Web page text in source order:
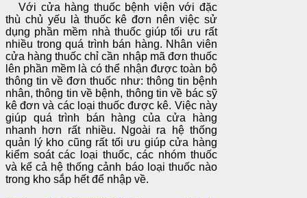
Với cửa hàng thuốc bệnh viện với đặc
thù chủ yếu là thuốc kê đơn nên việc sử
dụng phần mềm nhà thuốc giúp tối ưu rất
nhiều trong quá trình bán hàng. Nhân viên
cửa hàng thuốc chỉ cần nhập mã đơn thuốc
lên phần mềm là có thể nhận được toàn bộ
thông tin về đơn thuốc như: thông tin bệnh
nhân, thông tin về bệnh, thông tin về bác sỹ
kê đơn và các loại thuốc được kê. Việc này
giúp quá trình bán hàng của cửa hàng
nhanh hơn rất nhiều. Ngoài ra hệ thống
quản lý kho cũng rất tối ưu giúp cửa hàng
kiểm soát các loại thuốc, các nhóm thuốc
và kể cả hệ thống cảnh báo loại thuốc nào
trong kho sắp hết để nhập về.